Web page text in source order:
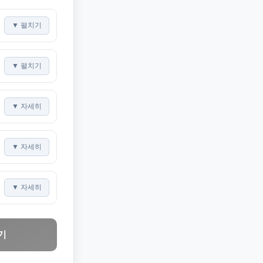
▼ 펼치기
▼ 펼치기
▼ 자세히
▼ 자세히
▼ 자세히